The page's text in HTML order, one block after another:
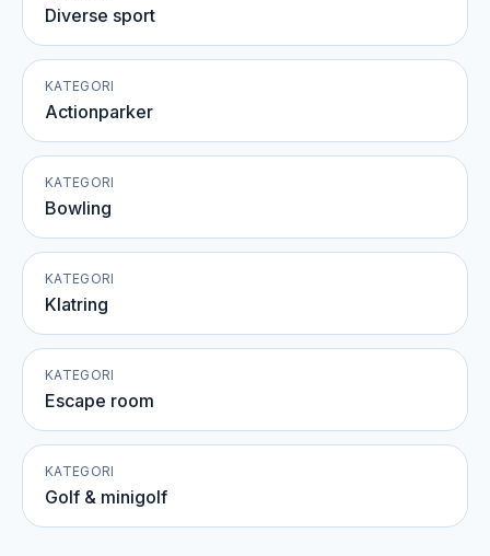
Diverse sport
KATEGORI
Actionparker
KATEGORI
Bowling
KATEGORI
Klatring
KATEGORI
Escape room
KATEGORI
Golf & minigolf